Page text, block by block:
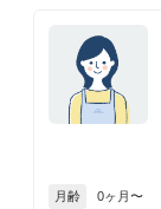
月齢 0ヶ月〜